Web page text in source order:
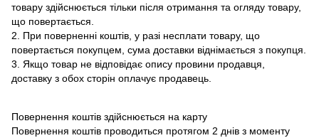
товару здійснюється тільки після отримання та огляду товару,
що повертається.
2. При поверненні коштів, у разі несплати товару, що
повертається покупцем, сума доставки віднімається з покупця.
3. Якщо товар не відповідає опису провини продавця,
доставку з обох сторін оплачує продавець.
Повернення коштів здійснюється на карту
Повернення коштів проводиться протягом 2 днів з моменту